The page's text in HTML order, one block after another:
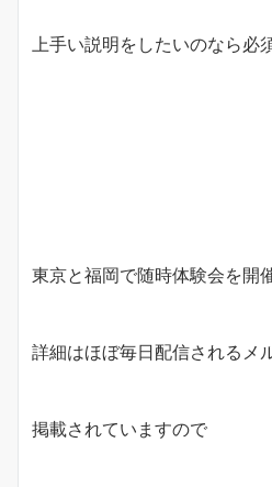
上手い説明をしたいのなら必
東京と福岡で随時体験会を開
詳細はほぼ毎日配信されるメ
掲載されていますので